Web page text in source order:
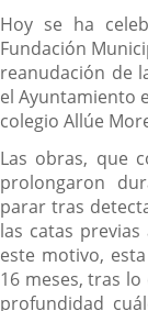
Hoy se ha
Fundación
reanudación de
el Ayuntamiento
colegio Allúe
Las obras, que
prolongaron
parar tras
las catas
este motivo,
16 meses, tras
profundidad